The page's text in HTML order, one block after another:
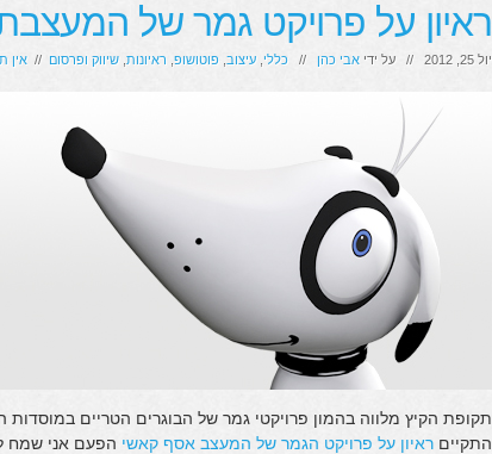
ראיון על פרויקט גמר של המעצבת
יול 25, 2012 // על ידי אבי כהן // כללי עיצוב פוטושופ ראיונות שיווק ופרסום // אין
תקופת הקיץ מלווה בהמון פרויקטי גמר של הבוגרים הטריים
התקיים ראיון על פרויקט הגמר של המעצב אסף קאשי הפעם אני שמח